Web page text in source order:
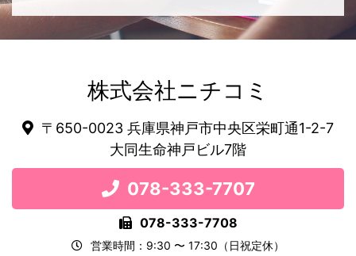
株式会社ニチコミ
〒650-0023 兵庫県神戸市中央区栄町通1-2-7
大同生命神戸ビル7階
078-333-7707
078-333-7708
営業時間：9:30 〜 17:30（日祝定休）